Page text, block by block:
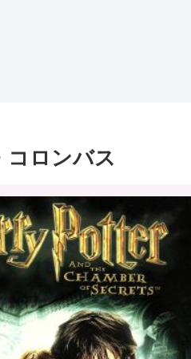
コロンバス